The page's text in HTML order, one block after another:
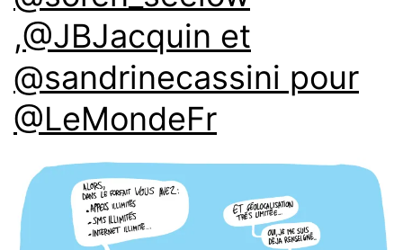
,‏@JBJacquin et
@sandrinecassini pour
@LeMondeFr